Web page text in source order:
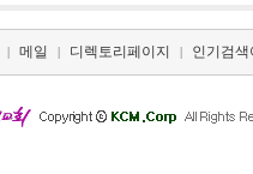
| 메일 | 디렉토리페이지 | 인기검색